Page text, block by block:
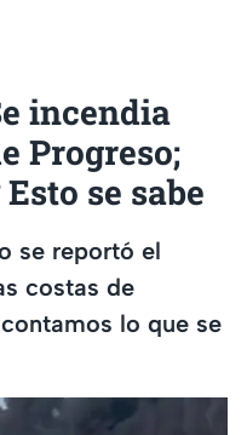
incendia
Progreso;
se sabe
se reportó el
costas de
lo que se